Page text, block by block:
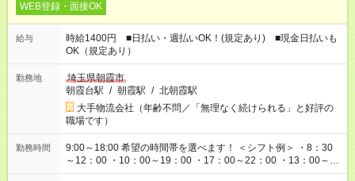
WEB登録・面接OK
給与
時給1400円 ■日払い・週払いOK！(規定あり) ■現金日払いも
OK（規定あり）
勤務地
埼玉県朝霞市
朝霞台駅 / 朝霞駅 / 北朝霞駅
大手物流会社（年齢不問／「無理なく続けられる」と好評の
職場です）
勤務時間
9:00～18:00 希望の時間帯を選べます！ ＜シフト例＞ ・8：30
～12：00 ・10：00～19：00 ・17：00～22：00 ・13：00～
22：00 ・22：00～翌6：00 など